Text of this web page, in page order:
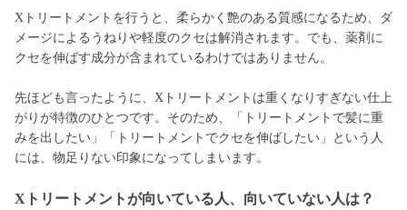
Xトリートメントを行うと、柔らかく艶のある質感になるため、ダ
メージによるうねりや軽度のクセは解消されます。でも、薬剤に
クセを伸ばす成分が含まれているわけではありません。
先ほども言ったように、Xトリートメントは重くなりすぎない仕上
がりが特徴のひとつです。そのため、「トリートメントで髪に重
みを出したい」「トリートメントでクセを伸ばしたい」という人
には、物足りない印象になってしまいます。
Xトリートメントが向いている人、向いていない人は？